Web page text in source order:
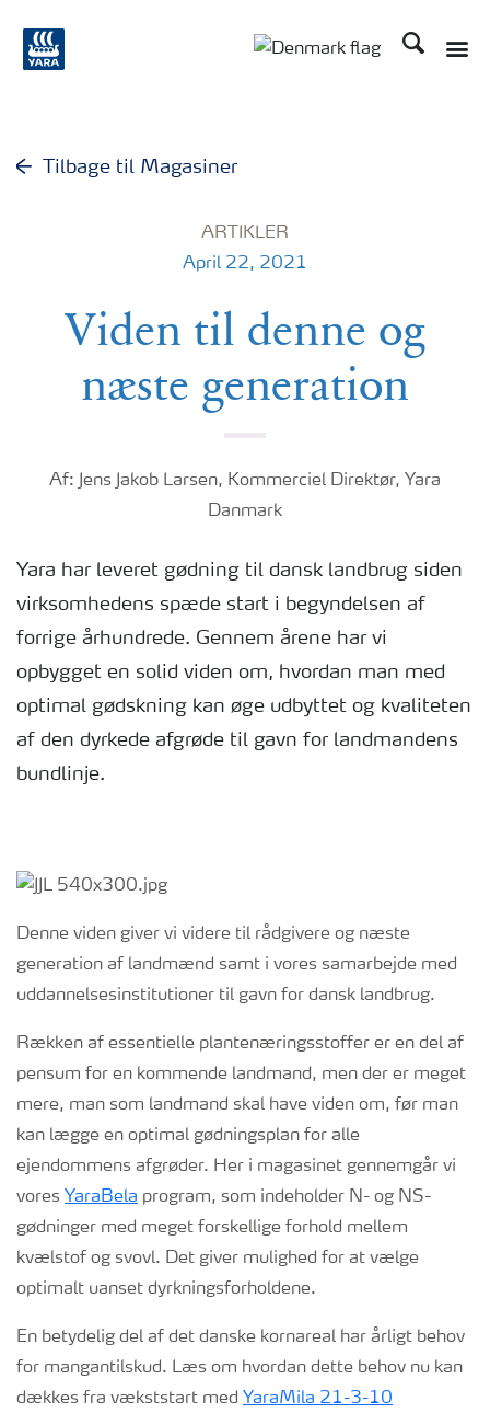
Søg
Tilbage til Magasiner
ARTIKLER
April 22, 2021
Viden til denne og
næste generation
Af: Jens Jakob Larsen, Kommerciel Direktør, Yara
Danmark
Yara har leveret gødning til dansk landbrug siden
virksomhedens spæde start i begyndelsen af
forrige århundrede. Gennem årene har vi
opbygget en solid viden om, hvordan man med
optimal gødskning kan øge udbyttet og kvaliteten
af den dyrkede afgrøde til gavn for landmandens
bundlinje.
Denne viden giver vi videre til rådgivere og næste
generation af landmænd samt i vores samarbejde med
uddannelsesinstitutioner til gavn for dansk landbrug.
Rækken af essentielle plantenæringsstoffer er en del af
pensum for en kommende landmand, men der er meget
mere, man som landmand skal have viden om, før man
kan lægge en optimal gødningsplan for alle
ejendommens afgrøder. Her i magasinet gennemgår vi
vores YaraBela program, som indeholder N- og NS-
gødninger med meget forskellige forhold mellem
kvælstof og svovl. Det giver mulighed for at vælge
optimalt uanset dyrkningsforholdene.
En betydelig del af det danske kornareal har årligt behov
for mangantilskud. Læs om hvordan dette behov nu kan
dækkes fra vækststart med YaraMila 21-3-10